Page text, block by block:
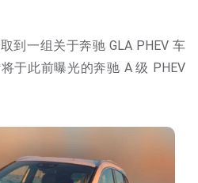
到一组关于奔驰 GLA PHEV 车
于此前曝光的奔驰 A 级 PHEV